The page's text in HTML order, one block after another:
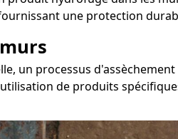
une protection
un processus
de produits